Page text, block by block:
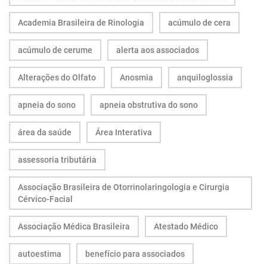
Academia Brasileira de Rinologia acúmulo de cera
acúmulo de cerume alerta aos associados
Alterações do Olfato Anosmia anquiloglossia
apneia do sono apneia obstrutiva do sono
área da saúde Área Interativa
assessoria tributária
Associação Brasileira de Otorrinolaringologia e Cirurgia
Cérvico-Facial
Associação Médica Brasileira Atestado Médico
autoestima benefício para associados